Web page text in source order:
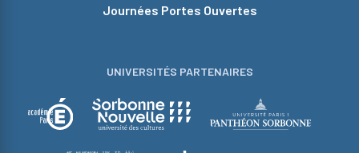
Journées Portes Ouvertes
UNIVERSITÉS PARTENAIRES